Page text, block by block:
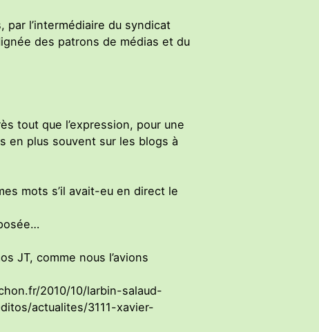
l’intermédiaire du syndicat
des patrons de médias et du
tout que l’expression, pour une
en plus souvent sur les blogs à
mots s’il avait-eu en direct le
JT, comme nous l’avions
2010/10/larbin-salaud-
actualites/3111-xavier-